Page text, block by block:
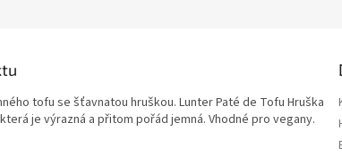
tofu se šťavnatou hruškou. Lunter Paté de Tofu Hruška
je výrazná a přitom pořád jemná. Vhodné pro vegany.